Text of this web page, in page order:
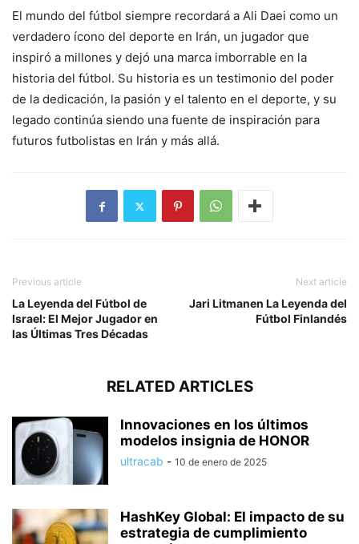
El mundo del fútbol siempre recordará a Ali Daei como un
verdadero ícono del deporte en Irán, un jugador que
inspiró a millones y dejó una marca imborrable en la
historia del fútbol. Su historia es un testimonio del poder
de la dedicación, la pasión y el talento en el deporte, y su
legado continúa siendo una fuente de inspiración para
futuros futbolistas en Irán y más allá.
Previous article
La Leyenda del Fútbol de
Israel: El Mejor Jugador en
las Últimas Tres Décadas
Next article
Jari Litmanen La Leyenda del
Fútbol Finlandés
RELATED ARTICLES
Innovaciones en los últimos
modelos insignia de HONOR
ultracab - 10 de enero de 2025
HashKey Global: El impacto de su
estrategia de cumplimiento